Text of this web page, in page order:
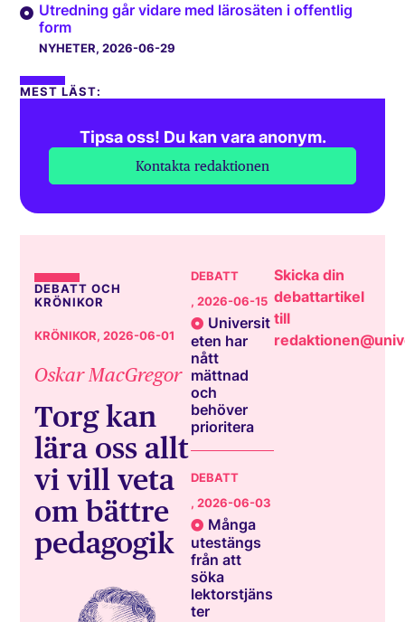
Utredning går vidare med lärosäten i offentlig
form
NYHETER, 2026-06-29
MEST LÄST:
Tipsa oss! Du kan vara anonym.
Kontakta redaktionen
DEBATT OCH
KRÖNIKOR
KRÖNIKOR, 2026-06-01
Oskar MacGregor
Torg kan
lära oss allt
vi vill veta
om bättre
pedagogik
DEBATT
, 2026-06-15
Universit
eten har
nått
mättnad
och
behöver
prioritera
DEBATT
, 2026-06-03
Många
utestängs
från att
söka
lektorstjäns
ter
Skicka din
debattartikel
till